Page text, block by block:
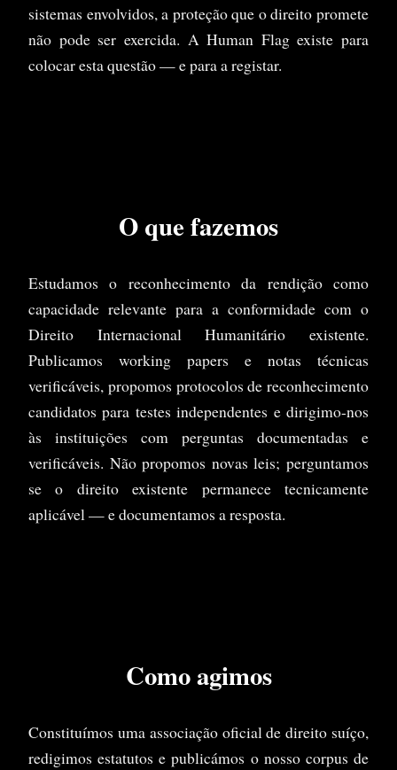
sistemas envolvidos, a proteção que o direito promete
não pode ser exercida. A Human Flag existe para
colocar esta questão — e para a registar.
O que fazemos
Estudamos o reconhecimento da rendição como
capacidade relevante para a conformidade com o
Direito Internacional Humanitário existente.
Publicamos working papers e notas técnicas
verificáveis, propomos protocolos de reconhecimento
candidatos para testes independentes e dirigimo-nos
às instituições com perguntas documentadas e
verificáveis. Não propomos novas leis; perguntamos
se o direito existente permanece tecnicamente
aplicável — e documentamos a resposta.
Como agimos
Constituímos uma associação oficial de direito suíço,
redigimos estatutos e publicámos o nosso corpus de